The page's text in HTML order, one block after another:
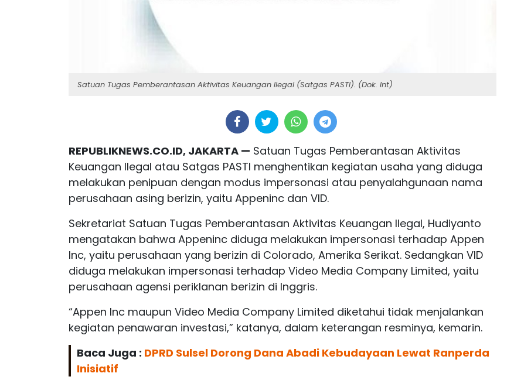
Satuan Tugas Pemberantasan Aktivitas Keuangan Ilegal (Satgas PASTI). (Dok. Int)
REPUBLIKNEWS.CO.ID, JAKARTA — Satuan Tugas Pemberantasan Aktivitas
Keuangan Ilegal atau Satgas PASTI menghentikan kegiatan usaha yang diduga
melakukan penipuan dengan modus impersonasi atau penyalahgunaan nama
perusahaan asing berizin, yaitu Appeninc dan VID.
Sekretariat Satuan Tugas Pemberantasan Aktivitas Keuangan Ilegal, Hudiyanto
mengatakan bahwa Appeninc diduga melakukan impersonasi terhadap Appen
Inc, yaitu perusahaan yang berizin di Colorado, Amerika Serikat. Sedangkan VID
diduga melakukan impersonasi terhadap Video Media Company Limited, yaitu
perusahaan agensi periklanan berizin di Inggris.
“Appen Inc maupun Video Media Company Limited diketahui tidak menjalankan
kegiatan penawaran investasi,” katanya, dalam keterangan resminya, kemarin.
Baca Juga : DPRD Sulsel Dorong Dana Abadi Kebudayaan Lewat Ranperda
Inisiatif